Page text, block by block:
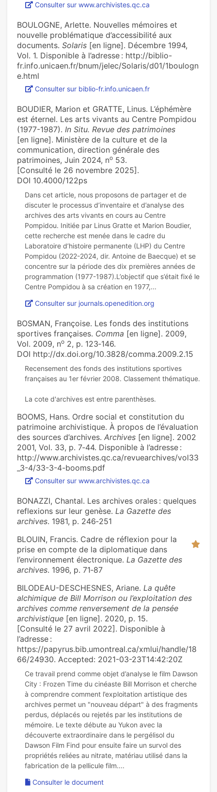
Consulter sur www.archivistes.qc.ca
BOULOGNE, Arlette. Nouvelles mémoires et
nouvelle problématique d’accessibilité aux
documents. Solaris [en ligne]. Décembre 1994,
Vol. 1. Disponible à l’adresse : http://biblio-
fr.info.unicaen.fr/bnum/jelec/Solaris/d01/1boulogn
e.html
Consulter sur biblio-fr.info.unicaen.fr
BOUDIER, Marion et GRATTE, Linus. L’éphémère
est éternel. Les arts vivants au Centre Pompidou
(1977-1987). In Situ. Revue des patrimoines
[en ligne]. Ministère de la culture et de la
communication, direction générale des
patrimoines, Juin 2024, no 53.
[Consulté le 26 novembre 2025].
DOI 10.4000/122ps
Dans cet article, nous proposons de partager et de
discuter le processus d’inventaire et d’analyse des
archives des arts vivants en cours au Centre
Pompidou. Initiée par Linus Gratte et Marion Boudier,
cette recherche est menée dans le cadre du
Laboratoire d’histoire permanente (LHP) du Centre
Pompidou (2022-2024, dir. Antoine de Baecque) et se
concentre sur la période des dix premières années de
programmation (1977-1987).L’objectif que s’était fixé le
Consulter sur journals.openedition.org
BOSMAN, Françoise. Les fonds des institutions
sportives françaises. Comma [en ligne]. 2009,
Vol. 2009, no 2, p. 123‑146.
DOI http://dx.doi.org/10.3828/comma.2009.2.15
Recensement des fonds des institutions sportives
françaises au 1er février 2008. Classement thématique.
BOOMS, Hans. Ordre social et constitution du
patrimoine archivistique. À propos de l’évaluation
des sources d’archives. Archives [en ligne]. 2002
2001, Vol. 33, p. 7‑44. Disponible à l’adresse :
http://www.archivistes.qc.ca/revuearchives/vol33
_3-4/33-3-4-booms.pdf
Consulter sur www.archivistes.qc.ca
BONAZZI, Chantal. Les archives orales : quelques
reflexions sur leur genèse. La Gazette des
archives. 1981, p. 246‑251
BLOUIN, Francis. Cadre de réflexion pour la
prise en compte de la diplomatique dans
l’environnement électronique. La Gazette des
archives. 1996, p. 71‑87
BILODEAU-DESCHESNES, Ariane. La quête
alchimique de Bill Morrison ou l’exploitation des
archives comme renversement de la pensée
archivistique [en ligne]. 2020, p. 15.
[Consulté le 27 avril 2022]. Disponible à
l’adresse :
https://papyrus.bib.umontreal.ca/xmlui/handle/18
66/24930. Accepted: 2021-03-23T14:42:20Z
Ce travail prend comme objet d’analyse le film Dawson
City : Frozen Time du cinéaste Bill Morrison et cherche
à comprendre comment l’exploitation artistique des
archives permet un "nouveau départ" à des fragments
perdus, déplacés ou rejetés par les institutions de
mémoire. Le texte débute au Yukon avec la
découverte extraordinaire dans le pergélisol du
Dawson Film Find pour ensuite faire un survol des
propriétés reliées au nitrate, matériau utilisé dans la
Consulter le document